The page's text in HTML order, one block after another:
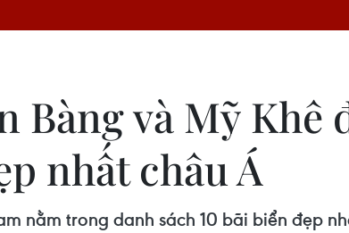
Bàng và Mỹ
nhất châu Á
nằm trong danh sách 10 bãi biển đẹp